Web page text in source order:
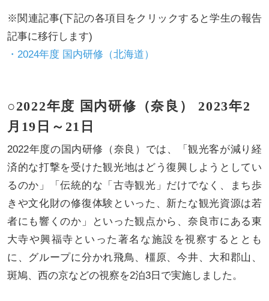
※関連記事(下記の各項目をクリックすると学生の報告
記事に移行します)
・ 2024年度 国内研修（北海道）
○2022年度 国内研修（奈良） 2023年2
月19日～21日
2022年度の国内研修（奈良）では、「観光客が減り経
済的な打撃を受けた観光地はどう復興しようとしてい
るのか」「伝統的な「古寺観光」だけでなく、まち歩
きや文化財の修復体験といった、新たな観光資源は若
者にも響くのか」といった観点から、奈良市にある東
大寺や興福寺といった著名な施設を視察するととも
に、グループに分かれ飛鳥、橿原、今井、大和郡山、
斑鳩、西の京などの視察を2泊3日で実施しました。